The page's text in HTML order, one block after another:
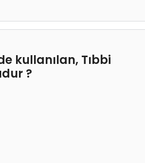
kullanılan, Tıbbi
?